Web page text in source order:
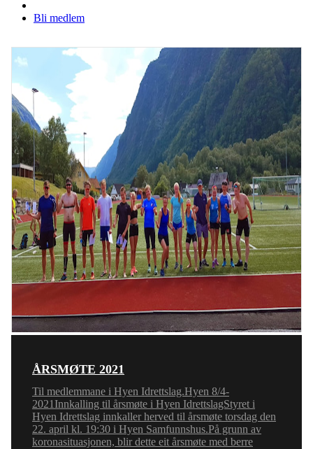
Bli medlem
ÅRSMØTE 2021
Til medlemmane i Hyen Idrettslag.Hyen 8/4-
2021Innkalling til årsmøte i Hyen IdrettslagStyret i
Hyen Idrettslag innkaller herved til årsmøte torsdag den
22. april kl. 19:30 i Hyen Samfunnshus.På grunn av
koronasituasjonen, blir dette eit årsmøte med berre